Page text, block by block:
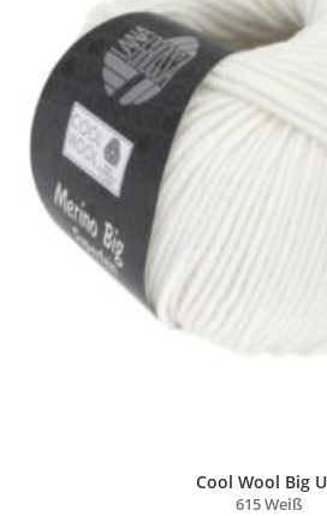
Cool Wool Big
615 Weiß